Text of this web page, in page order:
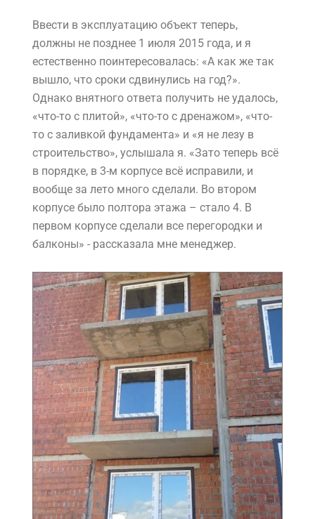
Ввести в эксплуатацию объект теперь,
должны не позднее 1 июля 2015 года, и я
естественно поинтересовалась: «А как же так
вышло, что сроки сдвинулись на год?».
Однако внятного ответа получить не удалось,
«что-то с плитой», «что-то с дренажом», «что-
то с заливкой фундамента» и «я не лезу в
строительство», услышала я. «Зато теперь всё
в порядке, в 3-м корпусе всё исправили, и
вообще за лето много сделали. Во втором
корпусе было полтора этажа – стало 4. В
первом корпусе сделали все перегородки и
балконы» - рассказала мне менеджер.